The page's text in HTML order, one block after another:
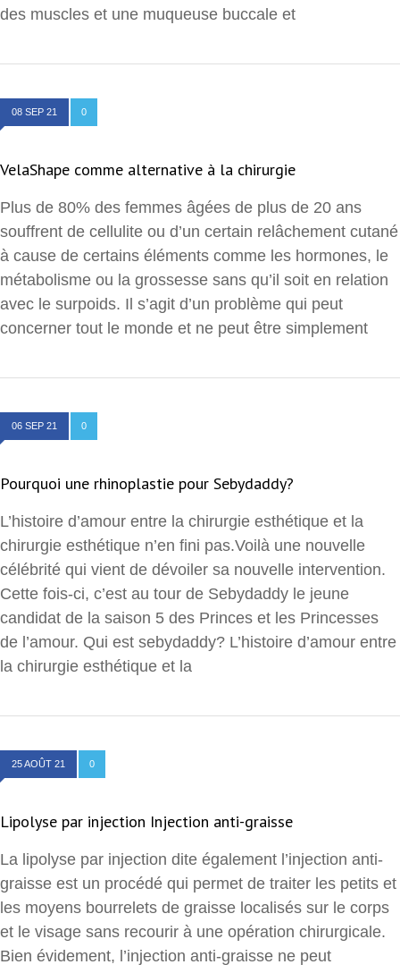
des muscles et une muqueuse buccale et
08 SEP 21 0
VelaShape comme alternative à la chirurgie
Plus de 80% des femmes âgées de plus de 20 ans
souffrent de cellulite ou d’un certain relâchement cutané
à cause de certains éléments comme les hormones, le
métabolisme ou la grossesse sans qu’il soit en relation
avec le surpoids. Il s’agit d’un problème qui peut
concerner tout le monde et ne peut être simplement
06 SEP 21 0
Pourquoi une rhinoplastie pour Sebydaddy?
L’histoire d’amour entre la chirurgie esthétique et la
chirurgie esthétique n’en fini pas.Voilà une nouvelle
célébrité qui vient de dévoiler sa nouvelle intervention.
Cette fois-ci, c’est au tour de Sebydaddy le jeune
candidat de la saison 5 des Princes et les Princesses
de l’amour. Qui est sebydaddy? L’histoire d’amour entre
la chirurgie esthétique et la
25 AOÛT 21 0
Lipolyse par injection Injection anti-graisse
La lipolyse par injection dite également l’injection anti-
graisse est un procédé qui permet de traiter les petits et
les moyens bourrelets de graisse localisés sur le corps
et le visage sans recourir à une opération chirurgicale.
Bien évidement, l’injection anti-graisse ne peut